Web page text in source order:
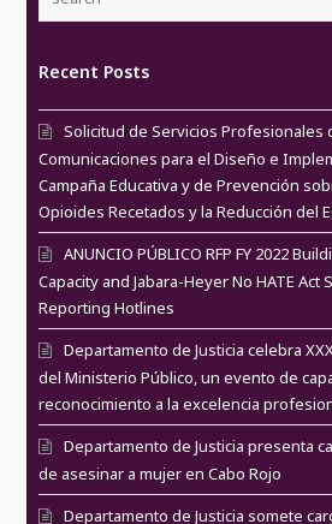
Recent Posts
Solicitud de Servicios Profesionales
Comunicaciones para el Diseño e
Campaña Educativa y de Prevención
Opioides Recetados y la Reducción del
ANUNCIO PÚBLICO RFP FY 2022
Capacity and Jabara-Heyer No HATE Act
Reporting Hotlines
Departamento de Justicia celebra
del Ministerio Público, un evento de
reconocimiento a la excelencia
Departamento de Justicia presenta
de asesinar a mujer en Cabo Rojo
Departamento de Justicia somete